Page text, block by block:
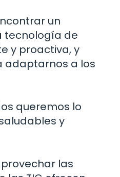
un
tecnología de
y proactiva, y
adaptarnos a los
queremos lo
y
las